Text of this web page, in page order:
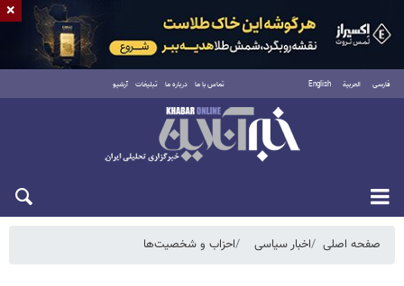
فارسی العربية English تماس با ما درباره ما تبلیغات آرشیو
شنبه ۱۷ مرداد ۱۴۰۵
صفحه اصلی اخبار سیاسی احزاب و شخصیت‌ها
×